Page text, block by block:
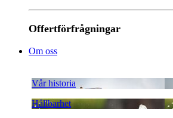
Offertförfrågningar
Om oss
Vår historia
Hållbarhet